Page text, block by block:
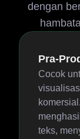
dengan
Pra-
Cocok
teks,